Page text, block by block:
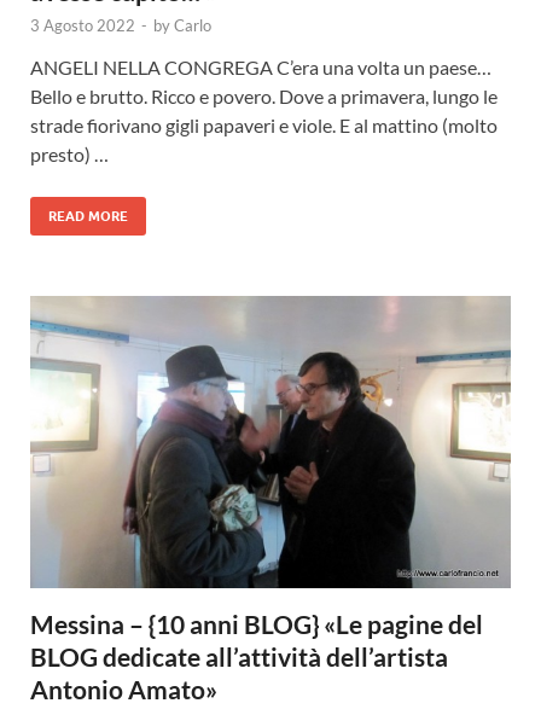
3 Agosto 2022 - byCarlo
ANGELI NELLA CONGREGA C’era una volta un paese…
Bello e brutto. Ricco e povero. Dove a primavera, lungo le
strade fiorivano gigli papaveri e viole. E al mattino (molto
presto) …
READ MORE
Messina – {10 anni BLOG} «Le pagine del
BLOG dedicate all’attività dell’artista
Antonio Amato»